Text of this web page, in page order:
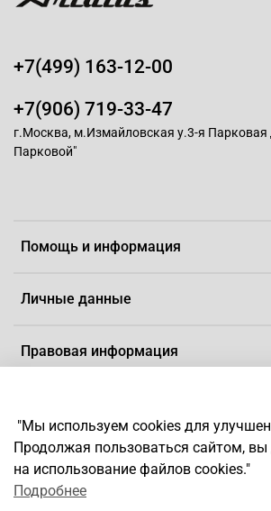
Помощь и информация
Личные данные
Правовая информация
+7(499) 163-12-00
+7(906) 719-33-47
г.Москва, м.Измайловская у.3-я
Парковой"
*Любое использование контента без
запрещено
"Мы используем cookies для
Продолжая пользоваться сайтом, вы
на использование файлов cookies."
Подробнее